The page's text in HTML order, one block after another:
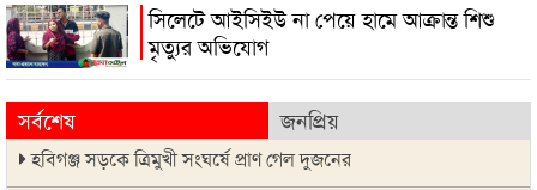
সিলেটে আইসিইউ না পেয়ে হামে আক্রান্ত শিশু
মৃত্যুর অভিযোগ
সর্বশেষ জনপ্রিয়
হবিগঞ্জ সড়কে ত্রিমুখী সংঘর্ষে প্রাণ গেল দুজনের